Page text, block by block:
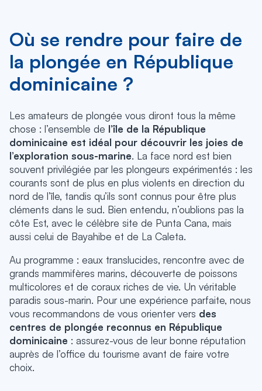
Où se rendre pour faire de
la plongée en République
dominicaine ?
Les amateurs de plongée vous diront tous la même
chose : l’ensemble de l’île de la République
dominicaine est idéal pour découvrir les joies de
l’exploration sous-marine. La face nord est bien
souvent privilégiée par les plongeurs expérimentés : les
courants sont de plus en plus violents en direction du
nord de l’île, tandis qu’ils sont connus pour être plus
cléments dans le sud. Bien entendu, n’oublions pas la
côte Est, avec le célèbre site de Punta Cana, mais
aussi celui de Bayahibe et de La Caleta.
Au programme : eaux translucides, rencontre avec de
grands mammifères marins, découverte de poissons
multicolores et de coraux riches de vie. Un véritable
paradis sous-marin. Pour une expérience parfaite, nous
vous recommandons de vous orienter vers des
centres de plongée reconnus en République
dominicaine : assurez-vous de leur bonne réputation
auprès de l’office du tourisme avant de faire votre
choix.